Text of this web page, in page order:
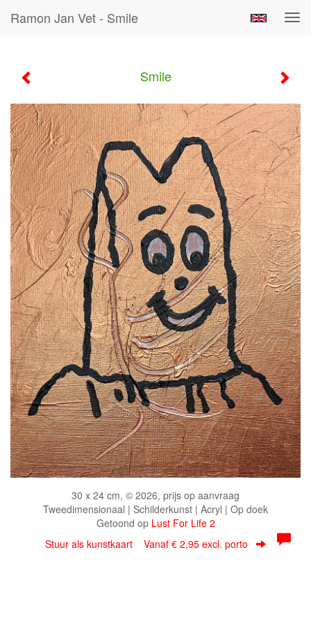
Ramon Jan Vet - Smile
Smile
30 x 24 cm, © 2026, prijs op aanvraag
Tweedimensionaal | Schilderkunst | Acryl | Op doek
Getoond op Lust For Life 2
Stuur als kunstkaart Vanaf € 2,95 excl. porto